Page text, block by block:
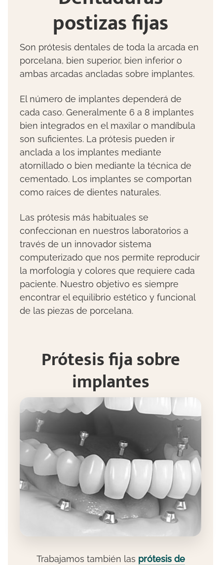
postizas fijas
Son prótesis dentales de toda la arcada en
porcelana, bien superior, bien inferior o
ambas arcadas ancladas sobre implantes.
El número de implantes dependerá de
cada caso. Generalmente 6 a 8 implantes
bien integrados en el maxilar o mandíbula
son suficientes. La prótesis pueden ir
anclada a los implantes mediante
atornillado o bien mediante la técnica de
cementado. Los implantes se comportan
como raíces de dientes naturales.
Las prótesis más habituales se
confeccionan en nuestros laboratorios a
través de un innovador sistema
computerizado que nos permite reproducir
la morfología y colores que requiere cada
paciente. Nuestro objetivo es siempre
encontrar el equilibrio estético y funcional
de las piezas de porcelana.
Prótesis fija sobre
implantes
Trabajamos también las prótesis de